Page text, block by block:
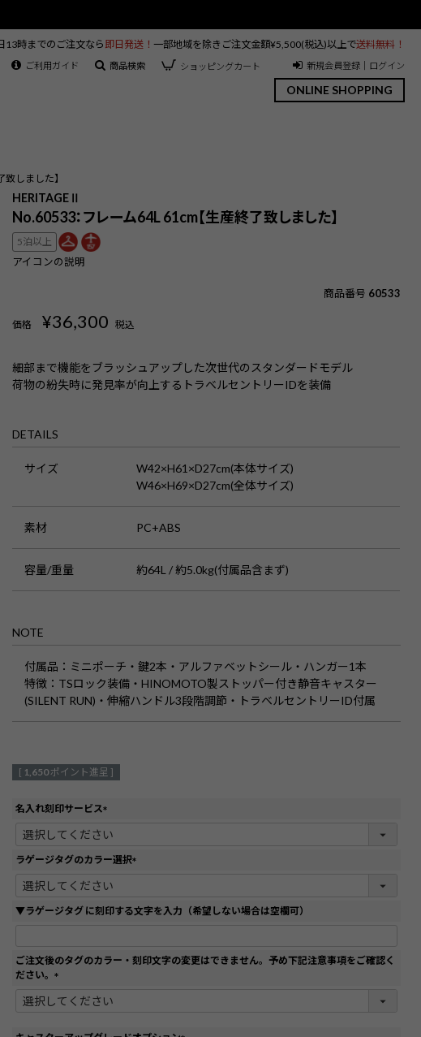
ONLINE SHOPPING
13時までのご注文なら 即日発送！ 一部地域を除きご注文金額¥5,500(税込)以上で送料無料！
ご利用ガイド 商品検索 ショッピングカート 新規会員登録｜ログイン
しました】
HERITAGEⅡ
No.60533：フレーム64L 61cm【生産終了致しました】
5泊以上
アイコンの説明
商品番号 60533
価格 ¥36,300 税込
細部まで機能をブラッシュアップした次世代のスタンダードモデル
荷物の紛失時に発見率が向上するトラベルセントリーIDを装備
DETAILS
サイズ
W42×H61×D27cm(本体サイズ)
W46×H69×D27cm(全体サイズ)
素材 PC+ABS
容量/重量 約64L / 約5.0kg(付属品含まず)
NOTE
付属品 ：ミニポーチ・鍵2本・アルファベットシール・ハンガー1本
特徴 ：TSロック装備・HINOMOTO製ストッパー付き静音キャスター
(SILENT RUN)・伸縮ハンドル3段階調節・トラベルセントリーID付属
[ 1,650ポイント進呈 ]
名入れ刻印サービス
必
須
ラゲージタグのカラー選択
須
▼ラゲージタグ に刻印する文字を入力（希望しない場合は空欄可）
ご注文後のタグのカラー・刻印文字の変更はできません。予め下記注意事項をご確認く
ださい。
必